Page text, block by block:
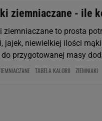
ziemniaczane - ile
ziemniaczane to prosta
jajek, niewielkiej ilości
przygotowanej masy
TABELA KALORII ZIEMNIAKI